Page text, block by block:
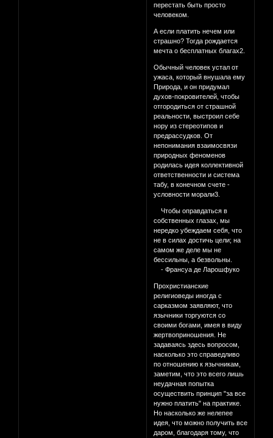
перестать быть просто
человеком.
А если платить нечем или
страшно? Тогда рождается
мечта о бесплатных благах2.
Обычный человек устал от
ужаса, который внушала ему
Природа, и он придумал
духов-покровителей, чтобы
отгородиться от страшной
реальности, выстроил себе
нору из стереотипов и
предрассудков. От
непонимания взаимосвязи
природных феноменов
родилась идея коллективной
ответственности и система
табу, в конечном счете -
условности морали3.
Чтобы оправдаться в
собственных глазах, мы
нередко убеждаем себя, что
не в силах достичь цели; на
самом же деле мы не
бессильны, а безвольны.
- Франсуа де Ларошфуко
Прохристианские
религиоведы иногда с
сарказмом заявляют, что
язычники торгуются со
своими богами, имея в виду
жертвоприношения. Не
задаваясь здесь вопросом,
насколько это справедливо
по отношению к язычникам,
заметим, что это всего лишь
неудачная попытка
осуществить принцип "за все
нужно платить" на практике.
Но насколько же нелепее
идея, что можно получить все
даром, благодаря тому, что